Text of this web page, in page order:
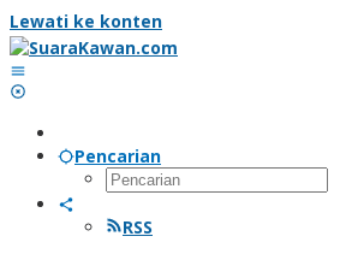
Lewati ke konten
Pencarian
RSS